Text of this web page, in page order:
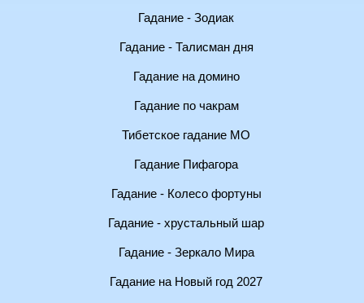
Гадание - Зодиак
Гадание - Талисман дня
Гадание на домино
Гадание по чакрам
Тибетское гадание МО
Гадание Пифагора
Гадание - Колесо фортуны
Гадание - хрустальный шар
Гадание - Зеркало Мира
Гадание на Новый год 2027